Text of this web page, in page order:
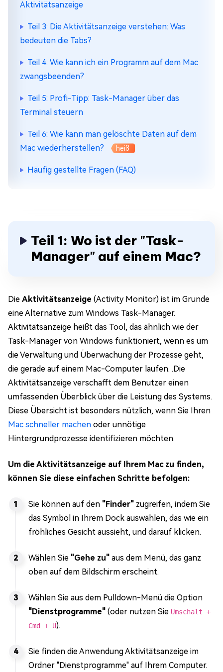
Aktivitätsanzeige
Teil 3: Die Aktivitätsanzeige verstehen: Was
bedeuten die Tabs?
Teil 4: Wie kann ich ein Programm auf dem Mac
zwangsbeenden?
Teil 5: Profi-Tipp: Task-Manager über das
Terminal steuern
Teil 6: Wie kann man gelöschte Daten auf dem
Mac wiederherstellen?
heiß
Häufig gestellte Fragen (FAQ)
Teil 1: Wo ist der "Task-
Manager" auf einem Mac?
Die Aktivitätsanzeige (Activity Monitor) ist im Grunde
eine Alternative zum Windows Task-Manager.
Aktivitätsanzeige heißt das Tool, das ähnlich wie der
Task-Manager von Windows funktioniert, wenn es um
die Verwaltung und Überwachung der Prozesse geht,
die gerade auf einem Mac-Computer laufen. .Die
Aktivitätsanzeige verschafft dem Benutzer einen
umfassenden Überblick über die Leistung des Systems.
Diese Übersicht ist besonders nützlich, wenn Sie Ihren
Mac schneller machen oder unnötige
Hintergrundprozesse identifizieren möchten.
Um die Aktivitätsanzeige auf Ihrem Mac zu finden,
können Sie diese einfachen Schritte befolgen:
Sie können auf den "Finder" zugreifen, indem Sie
das Symbol in Ihrem Dock auswählen, das wie ein
fröhliches Gesicht aussieht, und darauf klicken.
Wählen Sie "Gehe zu" aus dem Menü, das ganz
oben auf dem Bildschirm erscheint.
Wählen Sie aus dem Pulldown-Menü die Option
"Dienstprogramme" (oder nutzen Sie Umschalt +
Cmd + U).
Sie finden die Anwendung Aktivitätsanzeige im
Ordner "Dienstprogramme" auf Ihrem Computer.